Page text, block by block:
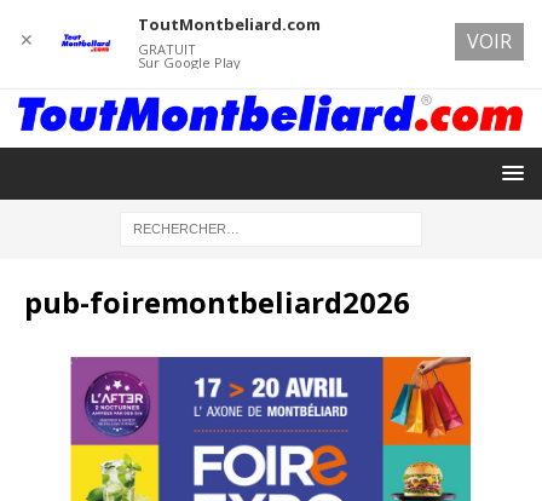
pub-foiremontbeliard2026
✕
ToutMontbeliard.com
GRATUIT
Sur Google Play
VOIR